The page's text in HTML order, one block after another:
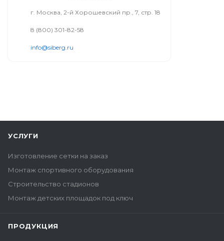
г. Москва, 2-й Хорошевский пр., 7, стр. 18
8 (800) 301-82-58
info@siberg.ru
УСЛУГИ
Изготовление сетки на заказ
Монтаж спортивного оборудования
Строительство стадионов
Монтаж детских площадок под ключ
ПРОДУКЦИЯ